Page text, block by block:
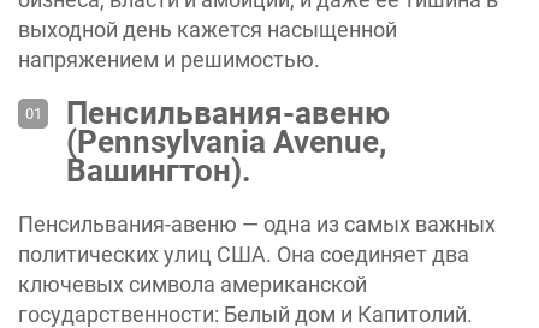
выходной день кажется насыщенной
напряжением и решимостью.
Пенсильвания-авеню
(Pennsylvania Avenue,
Вашингтон).
Пенсильвания-авеню — одна из самых важных
политических улиц США. Она соединяет два
ключевых символа американской
государственности: Белый дом и Капитолий.